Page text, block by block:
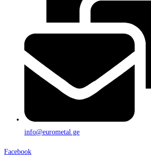
info@eurometal.ge
Facebook